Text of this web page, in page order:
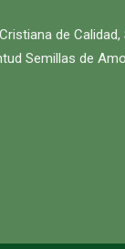
de
Semillas de